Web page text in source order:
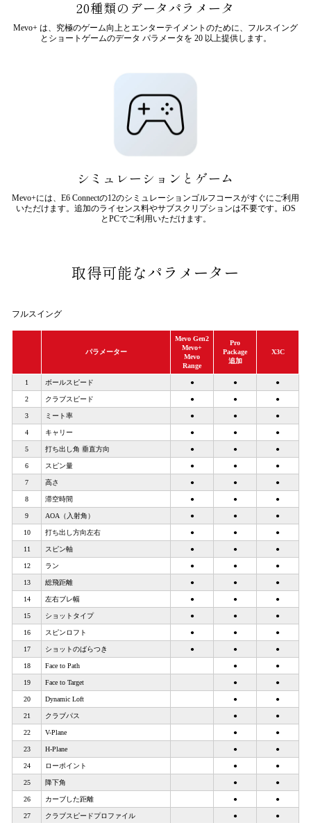
20種類のデータパラメータ
Mevo+ は、究極のゲーム向上とエンターテイメントのために、フルスイング
とショートゲームのデータ パラメータを 20 以上提供します。
シミュレーションとゲーム
Mevo+には、E6 Connectの12のシミュレーションゴルフコースがすぐにご利用
いただけます。追加のライセンス料やサブスクリプションは不要です。iOS
とPCでご利用いただけます。
取得可能なパラメーター
フルスイング
パラメーター
Mevo Gen2
Mevo+
Mevo
Range
Pro
Package
追加
X3C
1 ボールスピード ● ● ●
2 クラブスピード ● ● ●
3 ミート率 ● ● ●
4 キャリー ● ● ●
5 打ち出し角 垂直方向 ● ● ●
6 スピン量 ● ● ●
7 高さ ● ● ●
8 滞空時間 ● ● ●
9 AOA（入射角） ● ● ●
10 打ち出し方向左右 ● ● ●
11 スピン軸 ● ● ●
12 ラン ● ● ●
13 総飛距離 ● ● ●
14 左右ブレ幅 ● ● ●
15 ショットタイプ ● ● ●
16 スピンロフト ● ● ●
17 ショットのばらつき ● ● ●
18 Face to Path ● ●
19 Face to Target ● ●
20 Dynamic Loft ● ●
21 クラブパス ● ●
22 V-Plane ● ●
23 H-Plane ● ●
24 ローポイント ● ●
25 降下角 ● ●
26 カーブした距離 ● ●
27 クラブスピードプロファイル ● ●